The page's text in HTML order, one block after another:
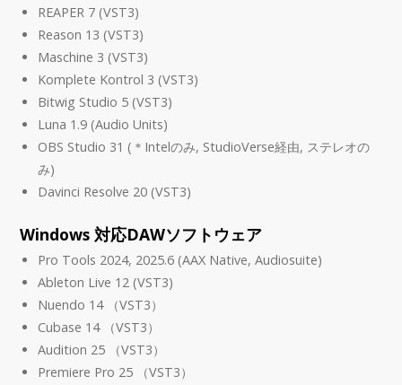
REAPER 7 (VST3)
Reason 13 (VST3)
Maschine 3 (VST3)
Komplete Kontrol 3 (VST3)
Bitwig Studio 5 (VST3)
Luna 1.9 (Audio Units)
OBS Studio 31 (＊Intelのみ, StudioVerse経由, ステレオの
み)
Davinci Resolve 20 (VST3)
Windows 対応DAWソフトウェア
Pro Tools 2024, 2025.6 (AAX Native, Audiosuite)
Ableton Live 12 (VST3)
Nuendo 14 （VST3）
Cubase 14 （VST3）
Audition 25 （VST3）
Premiere Pro 25 （VST3）